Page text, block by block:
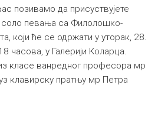
позивамо да присуствујете
соло певања са Филолошко-
који ће се одржати у уторак, 28.
часова, у Галерији Коларца.
из класе ванредног професора мр
клавирску пратњу мр Петра